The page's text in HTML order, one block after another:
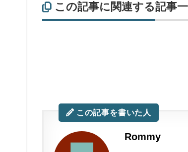
この記事に関連する記事
この記事を書いた人
Rommy